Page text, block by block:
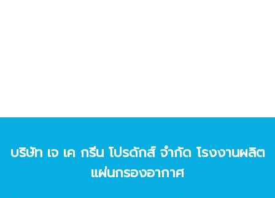
บริษัท เจ เค กรีน โปรดักส์ จํากัด โรงงานผลิต
แผ่นกรองอากาศ